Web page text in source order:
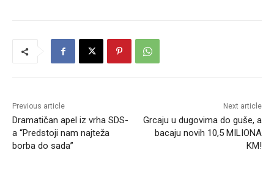
Previous article
Dramatičan apel iz vrha SDS-
a “Predstoji nam najteža
borba do sada”
Next article
Grcaju u dugovima do guše, a
bacaju novih 10,5 MILIONA
KM!